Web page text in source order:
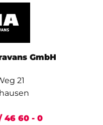
GmbH
21
46 60 - 0